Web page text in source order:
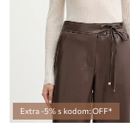
Extra -5% s kodom: OFF*